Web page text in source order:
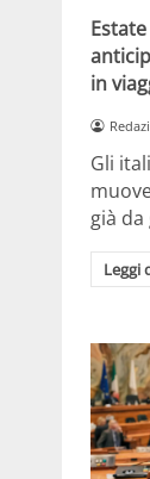
in
Gli
già
Leggi